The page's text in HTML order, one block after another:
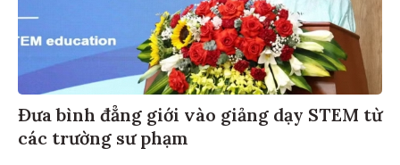
Đưa bình đẳng giới vào giảng dạy STEM từ
các trường sư phạm